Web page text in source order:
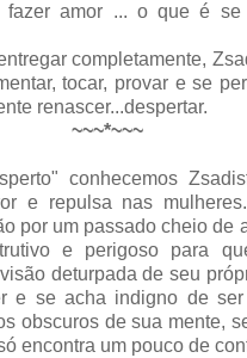
amor ... o que é se
completamente,
tocar, provar e se
renascer...despertar.
~~~*~~~
conhecemos
e repulsa nas
por um passado cheio de
e perigoso para
deturpada de seu
e se acha indigno de ser
obscuros de sua mente,
encontra um pouco de